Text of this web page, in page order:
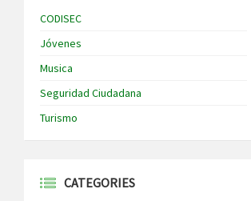
CODISEC
Jóvenes
Musica
Seguridad Ciudadana
Turismo
CATEGORIES